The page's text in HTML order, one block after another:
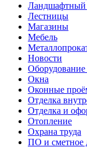
Ландшафтный
Лестницы
Магазины
Мебель
Новости
Окна
Оконные
Отделка
Отделка и
Отопление
Охрана труда
ПО и сметное